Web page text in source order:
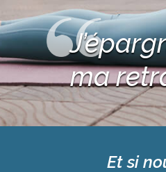
ma
Et si